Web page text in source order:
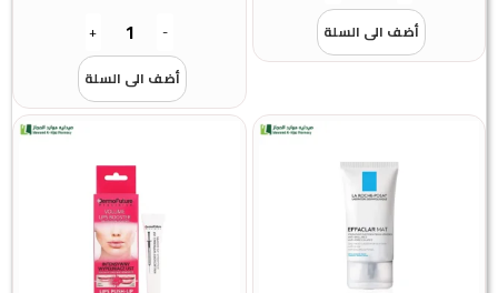
أضف الى السلة
+
أضف الى السلة